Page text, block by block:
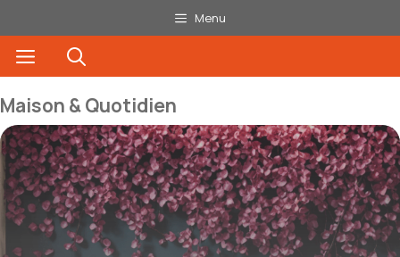
au
contenu
Menu
Menu
Maison & Quotidien